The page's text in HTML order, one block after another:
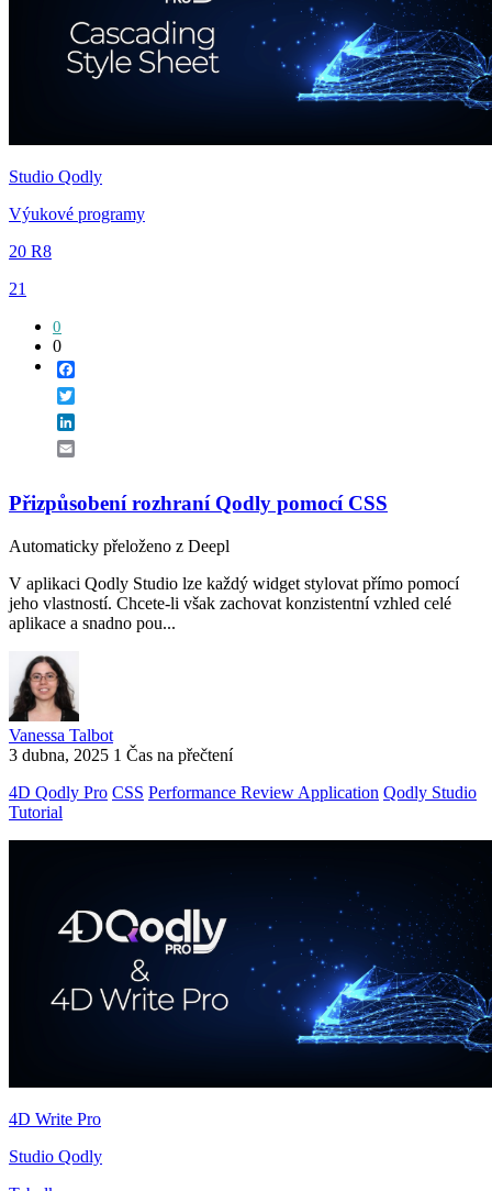
Studio Qodly
Výukové programy
20 R8
21
0
0
Přizpůsobení rozhraní Qodly pomocí CSS
Automaticky přeloženo z Deepl
V aplikaci Qodly Studio lze každý widget stylovat přímo pomocí
jeho vlastností. Chcete-li však zachovat konzistentní vzhled celé
aplikace a snadno pou...
Vanessa Talbot
3 dubna, 2025 1 Čas na přečtení
4D Qodly Pro CSS Performance Review Application Qodly Studio
Tutorial
4D Write Pro
Studio Qodly